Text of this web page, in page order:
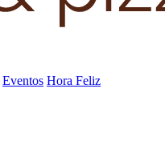
Eventos Hora Feliz